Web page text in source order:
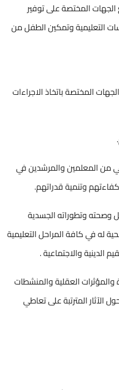
الجهات المختصة على توفير
التعليمية وتمكين الطفل من
المختصة باتخاذ الاجراءات
من المعلمين والمرشدين في
وتنمية قدراتهم.
وصحته وتطوراته الجسدية
له في كافة المراحل التعليمية
الدينية والاجتماعية .
العقلية والمنشطات
الآثار المترتبة على تعاطي